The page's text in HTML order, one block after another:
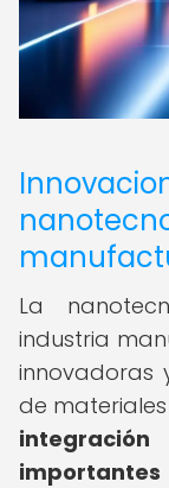
La
industria
innovadoras
de
integración